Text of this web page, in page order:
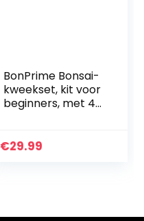
BonPrime Bonsai-
kweekset, kit voor
beginners, met 4
turfkorrels, 4
€29.99